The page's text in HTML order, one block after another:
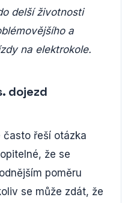
delší životnosti
a
na elektrokole.
dojezd
často řeší otázka
že se
poměru
se může zdát, že